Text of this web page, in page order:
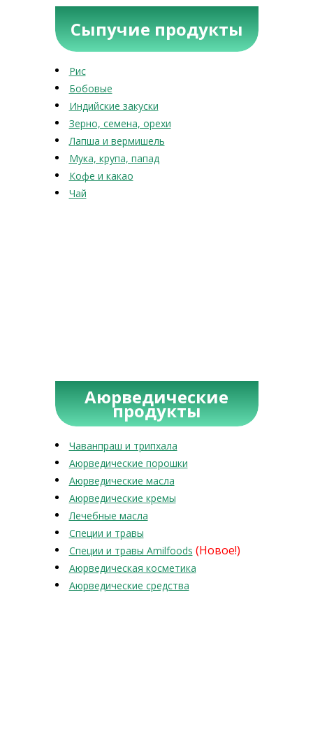
Сыпучие продукты
Рис
Бобовые
Индийские закуски
Зерно, семена, орехи
Лапша и вермишель
Мука, крупа, папад
Кофе и какао
Чай
Аюрведические
продукты
Чаванпраш и трипхала
Аюрведические порошки
Аюрведические масла
Аюрведические кремы
Лечебные масла
Специи и травы
Специи и травы Amilfoods (Новое!)
Аюрведическая косметика
Аюрведические средства